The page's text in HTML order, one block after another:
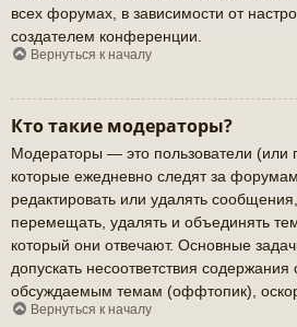
всех форумах, в зависимости от
создателем конференции.
Вернуться к началу
Кто такие модераторы?
Модераторы — это пользователи (или
которые ежедневно следят за
редактировать или удалять
перемещать, удалять и объединять
который они отвечают. Основные
допускать несоответствия
обсуждаемым темам (оффтопик),
Вернуться к началу